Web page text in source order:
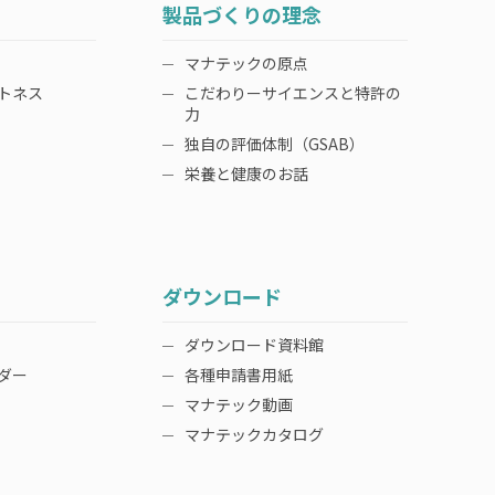
ネス
製品づくりの理念
マナテックの原点
こだわりーサイエンスと特許の
力
独自の評価体制（GSAB）
栄養と健康のお話
ー
ダウンロード
ダウンロード資料館
各種申請書用紙
マナテック動画
マナテックカタログ